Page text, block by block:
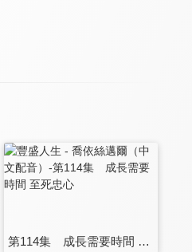
第114集 成長需要時間 至死忠心